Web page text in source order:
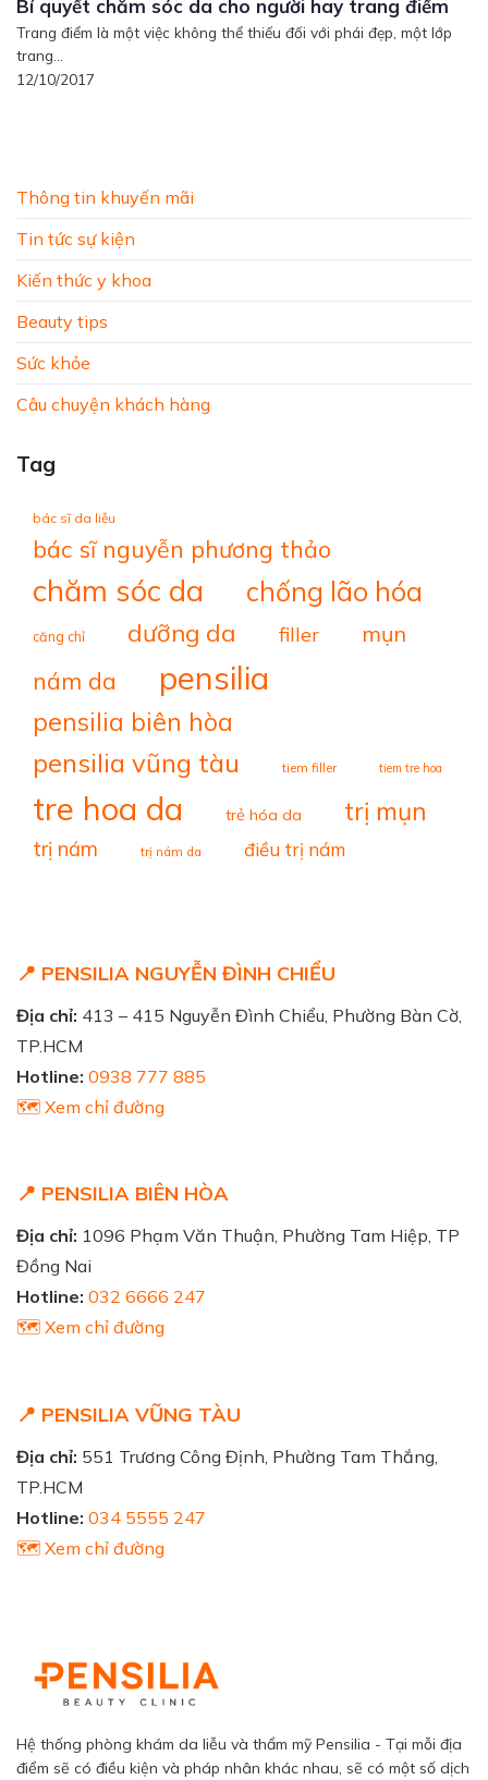
Thông tin khuyến mãi
Tin tức sự kiện
Kiến thức y khoa
Beauty tips
Sức khỏe
Câu chuyện khách hàng
Tag
bác sĩ da liễu
bác sĩ nguyễn phương thảo
chăm sóc da chống lão hóa
căng chỉ dưỡng da filler mụn
nám da pensilia
pensilia biên hòa
pensilia vũng tàu tiem filler tiem tre hoa
tre hoa da trẻ hóa da trị mụn
trị nám trị nám da điều trị nám
Bí quyết chăm sóc da cho người hay trang điểm
Trang điểm là một việc không thể thiếu đối với phái đẹp, một lớp
trang...
12/10/2017
📍 PENSILIA NGUYỄN ĐÌNH CHIỂU
Địa chỉ: 413 – 415 Nguyễn Đình Chiểu, Phường Bàn Cờ,
TP.HCM
Hotline: 0938 777 885
🗺️ Xem chỉ đường
📍 PENSILIA BIÊN HÒA
Địa chỉ: 1096 Phạm Văn Thuận, Phường Tam Hiệp, TP
Đồng Nai
Hotline: 032 6666 247
🗺️ Xem chỉ đường
📍 PENSILIA VŨNG TÀU
Địa chỉ: 551 Trương Công Định, Phường Tam Thắng,
TP.HCM
Hotline: 034 5555 247
🗺️ Xem chỉ đường
Hệ thống phòng khám da liễu và thẩm mỹ Pensilia - Tại mỗi địa
điểm sẽ có điều kiện và pháp nhân khác nhau, sẽ có một số dịch